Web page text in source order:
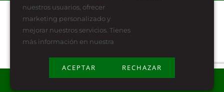
Plan de Recuperación, Transformación y Resiliencia
financiado por la Unión Europea -NextGenerationEU (PRTR-NG)
nuestros usuarios, ofrecer
marketing personalizado y
mejorar nuestros servicios. Tienes
más información en nuestra
ACEPTAR RECHAZAR